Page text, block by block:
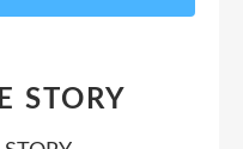
STORY